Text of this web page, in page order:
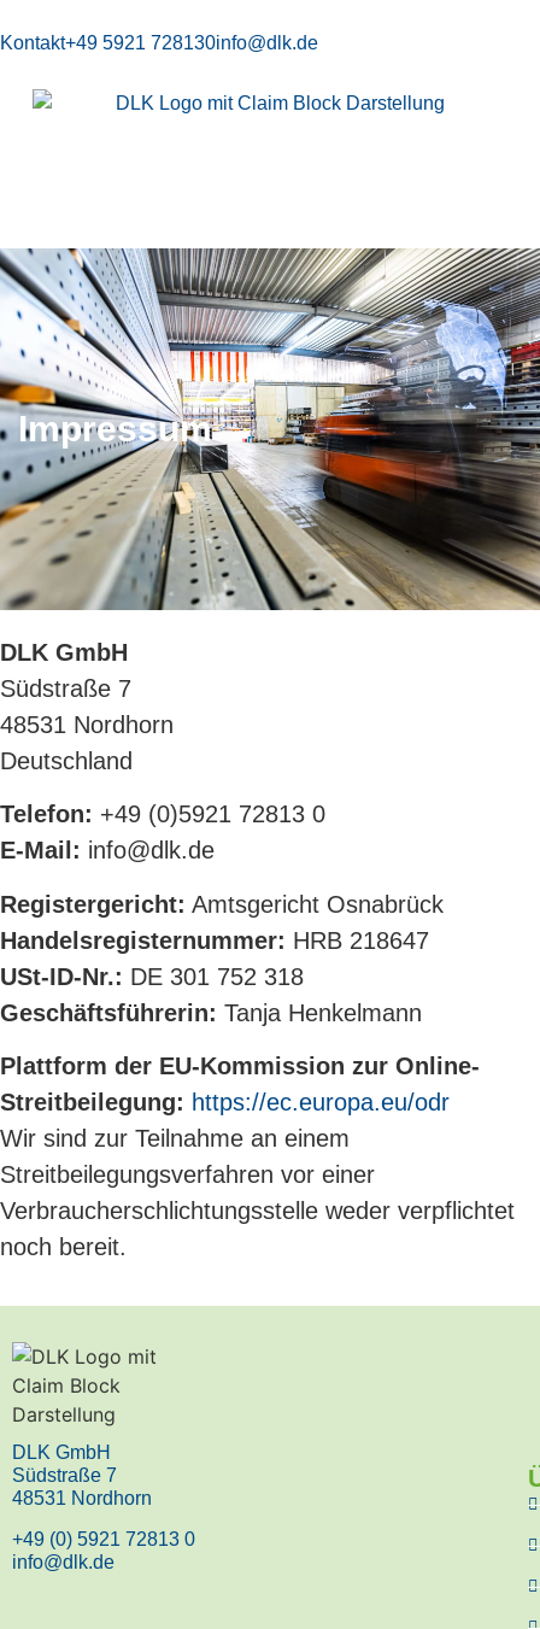
Kontakt+49 5921 728130info@dlk.de
Impressum
DLK GmbH
Südstraße 7
48531 Nordhorn
Deutschland
Telefon: +49 (0)5921 72813 0
E-Mail: info@dlk.de
Registergericht: Amtsgericht Osnabrück
Handelsregisternummer: HRB 218647
USt-ID-Nr.: DE 301 752 318
Geschäftsführerin: Tanja Henkelmann
Plattform der EU-Kommission zur Online-
Streitbeilegung: https://ec.europa.eu/odr
Wir sind zur Teilnahme an einem
Streitbeilegungsverfahren vor einer
Verbraucherschlichtungsstelle weder verpflichtet
noch bereit.
DLK GmbH
Südstraße 7
48531 Nordhorn
+49 (0) 5921 72813 0
info@dlk.de